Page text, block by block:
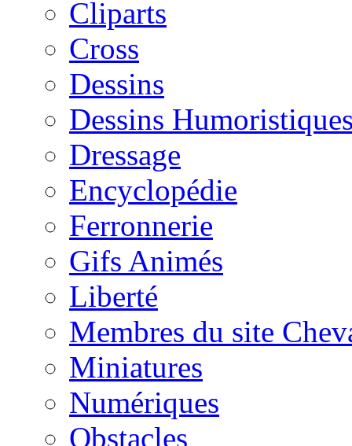
Cliparts
Cross
Dessins
Dessins
Dressage
Encyclopédie
Ferronnerie
Gifs Animés
Liberté
Membres du site
Miniatures
Numériques
Obstacles